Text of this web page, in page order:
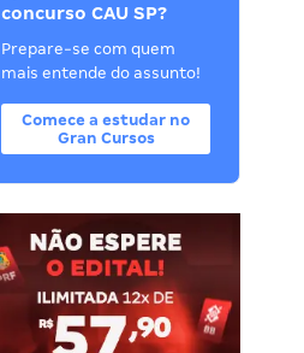
concurso CAU SP?
Prepare-se com quem
mais entende do assunto!
Comece a estudar no
Gran Cursos